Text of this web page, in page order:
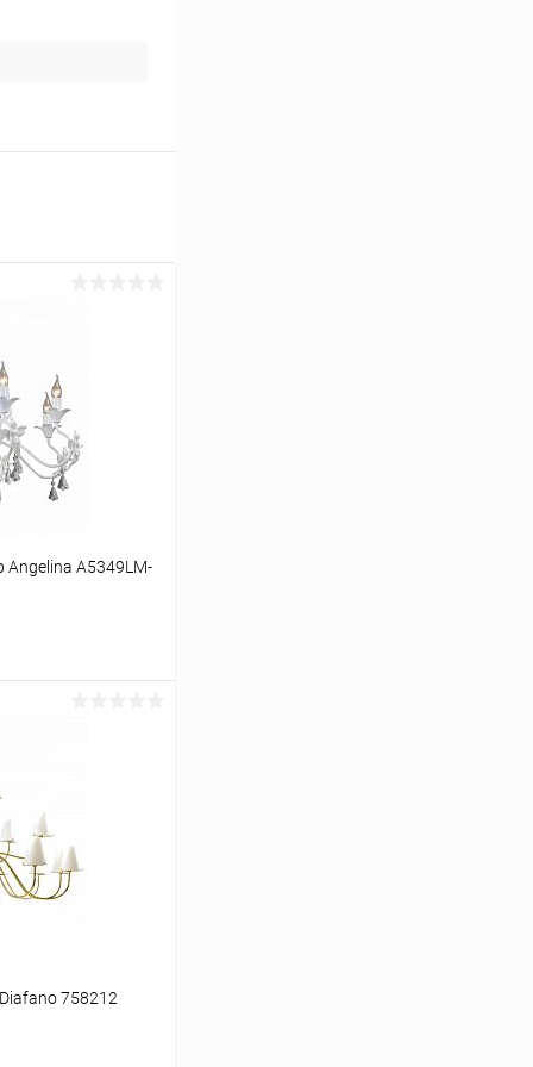
Angelina A5349LM-
В наличии
758212